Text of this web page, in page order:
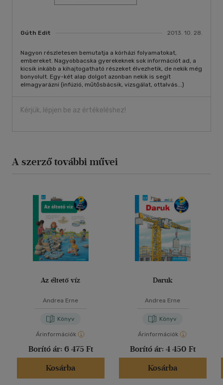
Gúth Edit 2013. 10. 28.
Nagyon részletesen bemutatja a kórházi folyamatokat,
embereket. Nagyobbacska gyerekeknek sok információt ad, a
kicsik inkább a kihajtogatható részeket élvezhetik, de nekik még
bonyolult. Egy-két alap dolgot azonban nekik is segít
elmagyarázni (infúzió, műtősbácsik, vizsgálat, ottalvás...)
Kérjük, lépjen be az értékeléshez!
A szerző további művei
Az éltető víz
Andrea Erne
Könyv
Árinformációk
Borító ár: 6 475 Ft
Kosárba
Daruk
Andrea Erne
Könyv
Árinformációk
Borító ár: 4 450 Ft
Kosárba